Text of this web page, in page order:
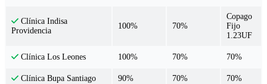
Clínica Indisa
Providencia
100% 70%
Copago
Fijo
1.23UF
Clínica Los Leones 100% 70% 70%
Clínica Bupa Santiago 90% 70% 70%